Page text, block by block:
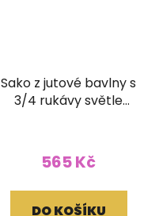
Sako z jutové bavlny s
3/4 rukávy světle
565 Kč
DO KOŠÍKU